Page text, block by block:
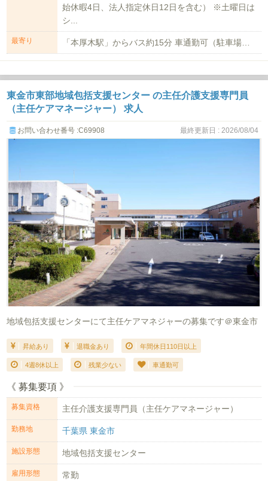
始休暇4日、法人指定休日12日を含む） ※土曜日は
シ...
最寄り 「本厚木駅」からバス約15分 車通勤可（駐車場無料）
東金市東部地域包括支援センター の主任介護支援専門員
（主任ケアマネージャー） 求人
お問い合わせ番号 :C69908 最終更新日 : 2026/08/04
地域包括支援センターにて主任ケアマネジャーの募集です＠東金市
昇給あり 退職金あり 年間休日110日以上
4週8休以上 残業少ない 車通勤可
《 募集要項 》
募集資格 主任介護支援専門員（主任ケアマネージャー）
勤務地 千葉県 東金市
施設形態 地域包括支援センター
雇用形態 常勤